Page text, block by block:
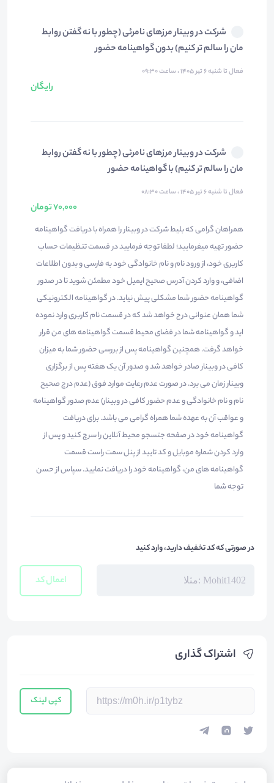
اشتراک گذاری
کپی لینک
شرکت در وبینار مرزهای نامرئی (چطور با نه گفتن روابط
مان را سالم تر کنیم) بدون گواهینامه حضور
فعال تا شنبه ۶ تیر ۱۴۰۵ ، ساعت ۰۹:۳۰
رایگان
شرکت در وبینار مرزهای نامرئی (چطور با نه گفتن روابط
مان را سالم تر کنیم) با گواهینامه حضور
فعال تا شنبه ۶ تیر ۱۴۰۵ ، ساعت ۰۸:۳۰
70,000 تومان
همراهان گرامی که بلیط شرکت در وبینار را همراه با دریافت گواهینامه
حضور تهیه میفرمایید؛ لطفا توجه فرمایید در قسمت تنظیمات حساب
کاربری خود، از ورود نام و نام خانوادگی خود به فارسی و بدون اطلاعات
اضافی، و وارد کردن آدرس صحیح ایمیل خود مطمئن شوید تا در صدور
گواهینامه حضور شما مشکلی پیش نیاید. در گواهینامه الکترونیکی
شما همان عنوانی درج خواهد شد که در قسمت نام کاربری وارد نموده
اید و گواهینامه شما در فضای محیط قسمت گواهینامه های من قرار
خواهد گرفت. همچنین گواهینامه پس از بررسی حضور شما به میزان
کافی در وبینار صادر خواهد شد و صدور آن یک هفته پس از برگزاری
وبینار زمان می برد. در صورت عدم رعایت موارد فوق (عدم درج صحیح
نام و نام خانوادگی و عدم حضور کافی در وبینار) عدم صدور گواهینامه
و عواقب آن به عهده شما همراه گرامی می باشد. برای دریافت
گواهینامه خود در صفحه جتسجو محیط آنلاین را سرچ کنید و پس از
وارد کردن شماره موبایل و کد تایید از پنل سمت راست قسمت
گواهینامه های من، گواهینامه خود را دریافت نمایید. سپاس از حسن
توجه شما
در صورتی که کد تخفیف دارید، وارد کنید
اعمال کد